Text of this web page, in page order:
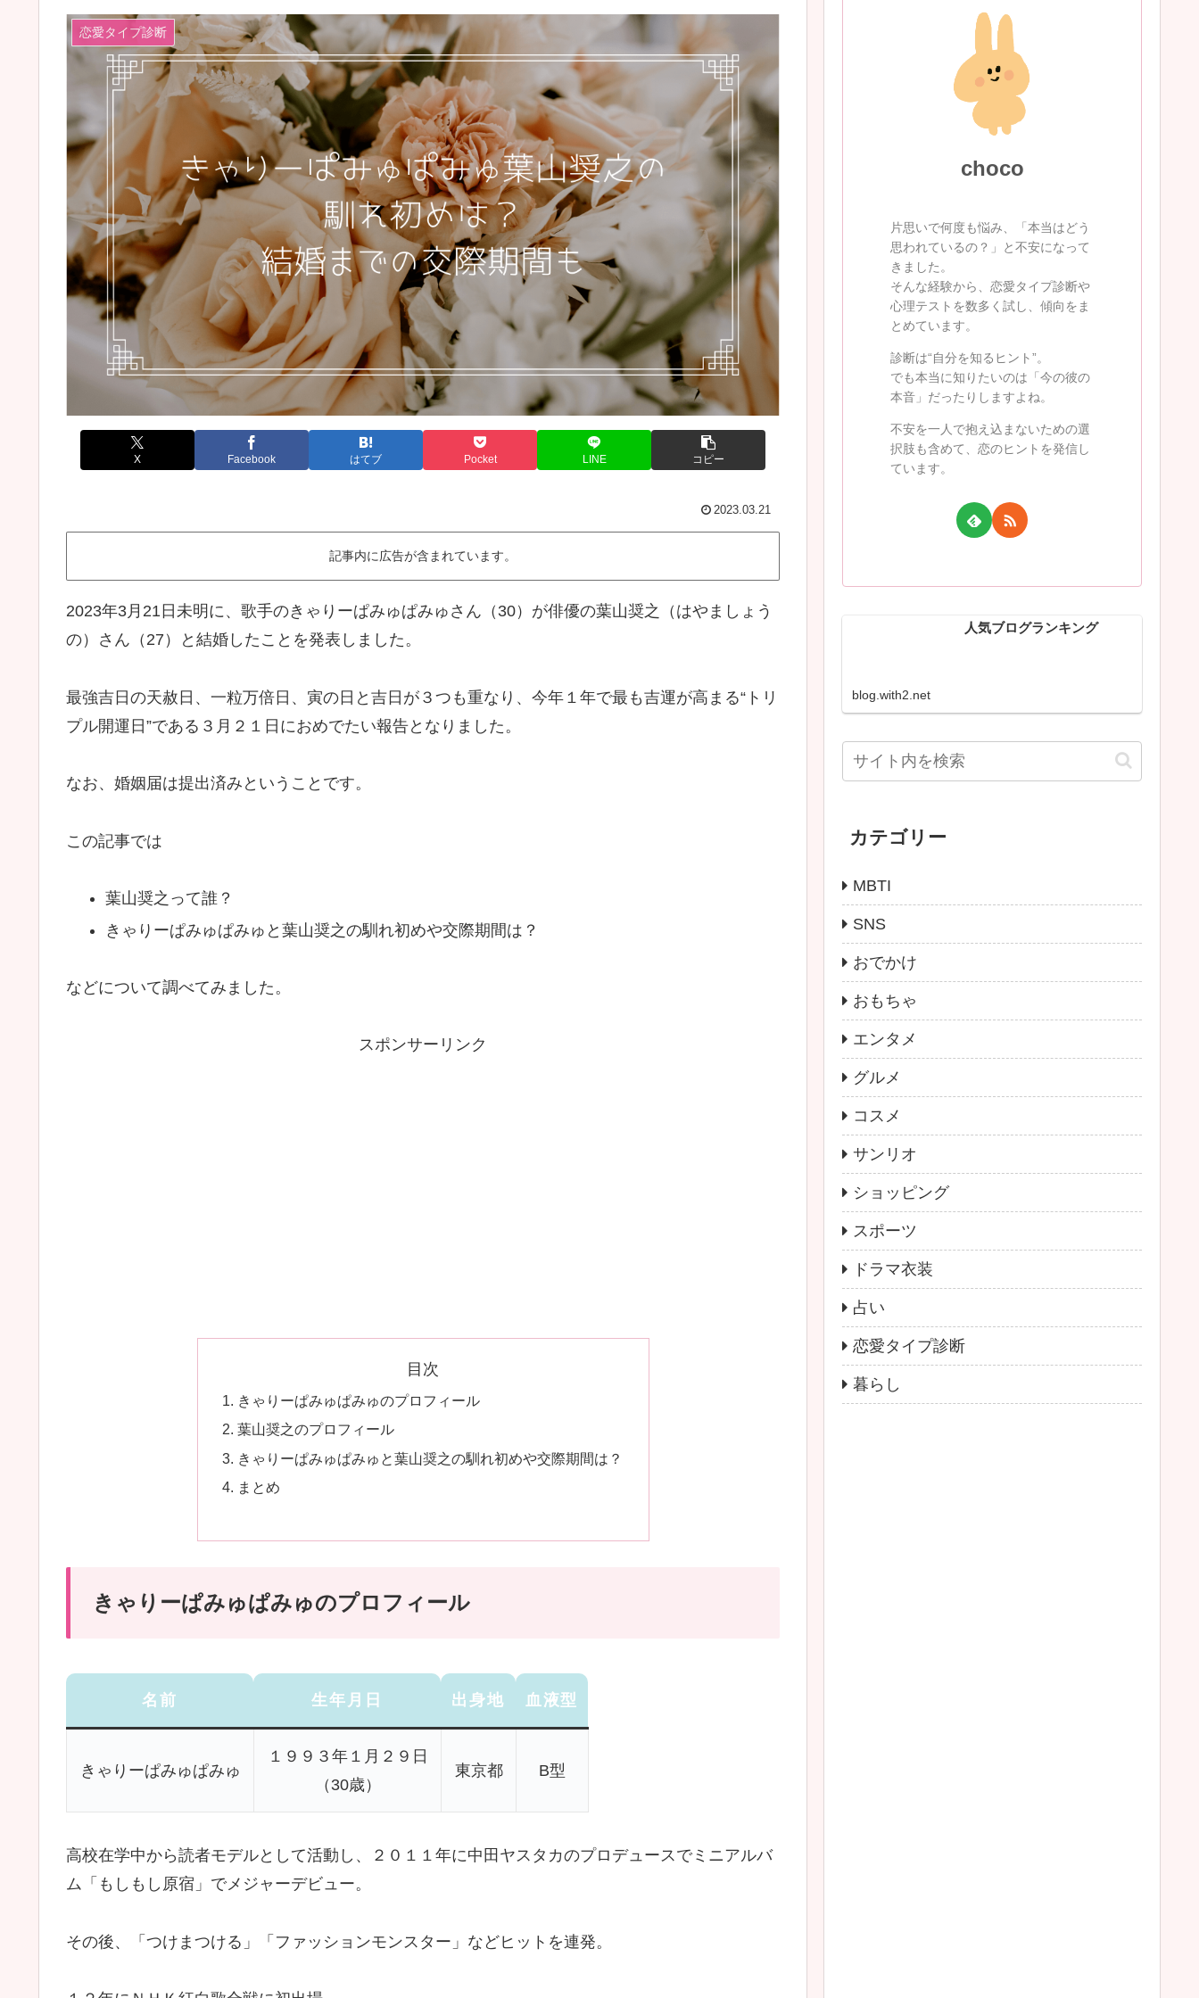
恋愛タイプ診断
X Facebook はてブ Pocket LINE コピー
2023.03.21
記事内に広告が含まれています。
2023年3月21日未明に、歌手のきゃりーぱみゅぱみゅさん（30）が俳優の葉山奨之（はやましょう
の）さん（27）と結婚したことを発表しました。
最強吉日の天赦日、一粒万倍日、寅の日と吉日が３つも重なり、今年１年で最も吉運が高まる“トリ
プル開運日”である３月２１日におめでたい報告となりました。
なお、婚姻届は提出済みということです。
この記事では
葉山奨之って誰？
きゃりーぱみゅぱみゅと葉山奨之の馴れ初めや交際期間は？
などについて調べてみました。
スポンサーリンク
目次
きゃりーぱみゅぱみゅのプロフィール
葉山奨之のプロフィール
きゃりーぱみゅぱみゅと葉山奨之の馴れ初めや交際期間は？
まとめ
きゃりーぱみゅぱみゅのプロフィール
名前 生年月日 出身地 血液型
きゃりーぱみゅぱみゅ
１９９３年１月２９日
（30歳）
東京都 B型
高校在学中から読者モデルとして活動し、２０１１年に中田ヤスタカのプロデュースでミニアルバ
ム「もしもし原宿」でメジャーデビュー。
その後、「つけまつける」「ファッションモンスター」などヒットを連発。
choco
片思いで何度も悩み、「本当はどう
思われているの？」と不安になって
きました。
そんな経験から、恋愛タイプ診断や
心理テストを数多く試し、傾向をま
とめています。
診断は“自分を知るヒント”。
でも本当に知りたいのは「今の彼の
本音」だったりしますよね。
不安を一人で抱え込まないための選
択肢も含めて、恋のヒントを発信し
ています。
人気ブログランキング
blog.with2.net
カテゴリー
MBTI
SNS
おでかけ
おもちゃ
エンタメ
グルメ
コスメ
サンリオ
ショッピング
スポーツ
ドラマ衣装
占い
恋愛タイプ診断
暮らし